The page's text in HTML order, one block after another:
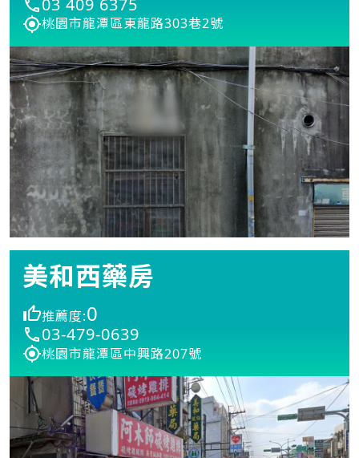
桃園市龍潭區東龍路303巷2號
美和西藥房
推薦度:0
03-479-0639
桃園市龍潭區中興路207號